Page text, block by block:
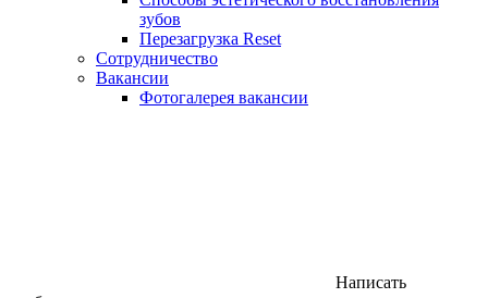
зубов
Перезагрузка Reset
Сотрудничество
Вакансии
Фотогалерея вакансии
Написать